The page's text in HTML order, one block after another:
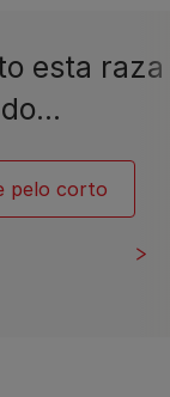
esta raza
pelo corto